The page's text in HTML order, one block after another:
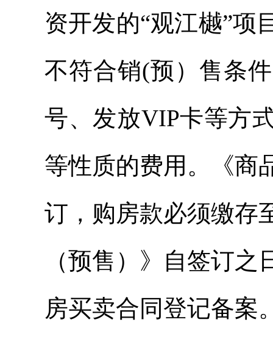
资开发的“观江樾”项
不符合销(预）售条
号、发放VIP卡等方
等性质的费用。《商
订，购房款必须缴存
（预售）》自签订
房买卖合同登记备案